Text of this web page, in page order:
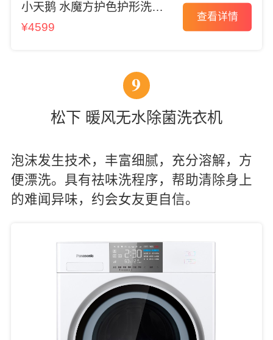
小天鹅 水魔方护色护形洗衣
机
¥4599
查看详情
9
松下 暖风无水除菌洗衣机
泡沫发生技术，丰富细腻，充分溶解，方
便漂洗。具有祛味洗程序，帮助清除身上
的难闻异味，约会女友更自信。